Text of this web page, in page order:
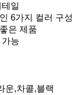
일
6가지 컬러 구성
은 제품
능
운,차콜,블랙